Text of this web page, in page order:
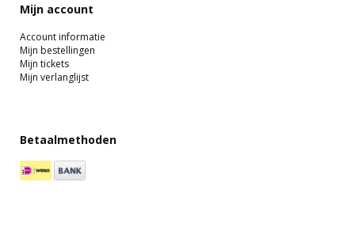
Mijn account
Account informatie
Mijn bestellingen
Mijn tickets
Mijn verlanglijst
Betaalmethoden